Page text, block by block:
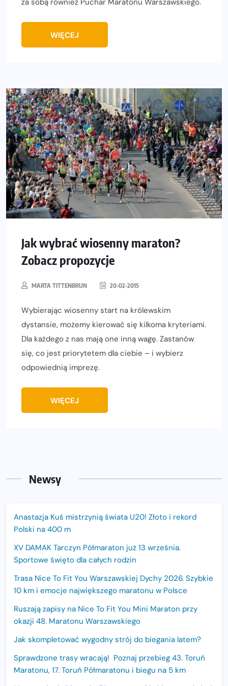
za sobą również Puchar Maratonu Warszawskiego.
WIĘCEJ
Jak wybrać wiosenny maraton?
Zobacz propozycje
MARTA TITTENBRUN 20-02-2015
Wybierając wiosenny start na królewskim
dystansie, możemy kierować się kilkoma kryteriami.
Dla każdego z nas mają one inną wagę. Zastanów
się, co jest priorytetem dla ciebie – i wybierz
odpowiednią imprezę.
WIĘCEJ
Newsy
Anastazja Kuś mistrzynią świata U20! Złoto i rekord
Polski na 400 m
XV DAMAK Tarczyn Półmaraton już 13 września.
Sportowe święto dla całych rodzin
Trasa Nice To Fit You Warszawskiej Dychy 2026. Szybkie
10 km i emocje największego maratonu w Polsce
Ruszają zapisy na Nice To Fit You Mini Maraton przy
okazji 48. Maratonu Warszawskiego
Jak skompletować wygodny strój do biegania latem?
Sprawdzone trasy wracają! Poznaj przebieg 43. Toruń
Maratonu, 17. Toruń Półmaratonu i biegu na 5 km